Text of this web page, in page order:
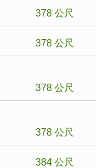
378 公尺
378 公尺
378 公尺
378 公尺
384 公尺